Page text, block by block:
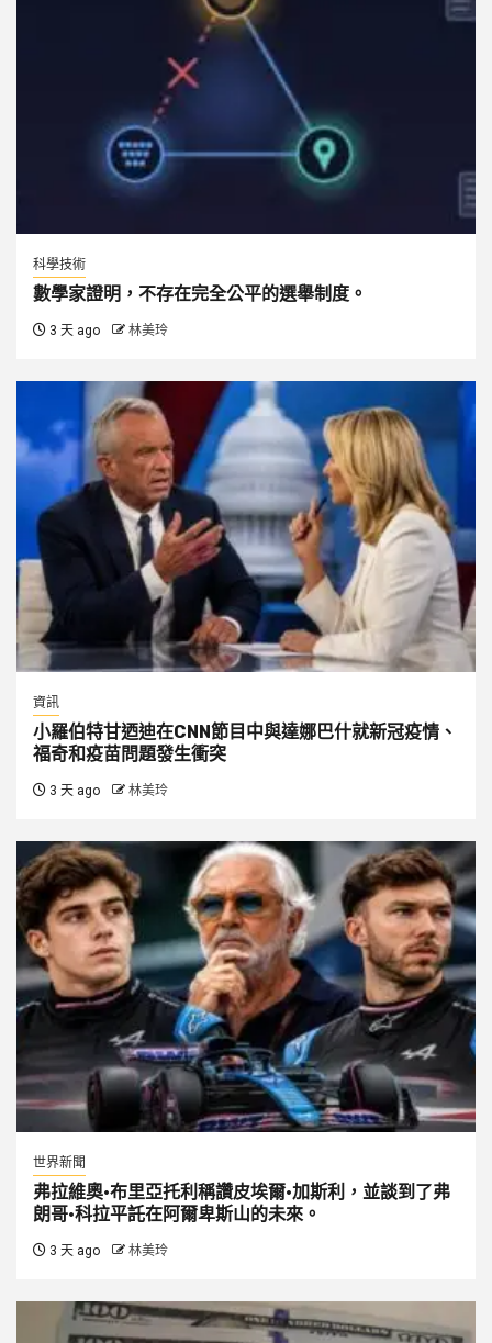
科學技術
數學家證明，不存在完全公平的選舉制度。
3 天 ago 林美玲
資訊
小羅伯特甘迺迪在CNN節目中與達娜巴什就新冠疫情、
福奇和疫苗問題發生衝突
3 天 ago 林美玲
世界新聞
弗拉維奧·布里亞托利稱讚皮埃爾·加斯利，並談到了弗
朗哥·科拉平託在阿爾卑斯山的未來。
3 天 ago 林美玲